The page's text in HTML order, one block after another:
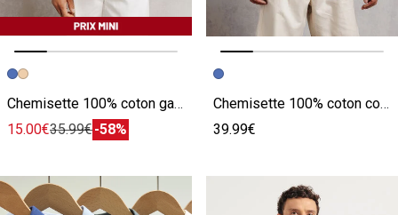
Image précédente
Image suivante
Chemisette 100% coton gaufrée unie
15.00€35.99€-58%
Image précédente
Image suivante
Chemisette 100% coton col vareuse effet denim
39.99€